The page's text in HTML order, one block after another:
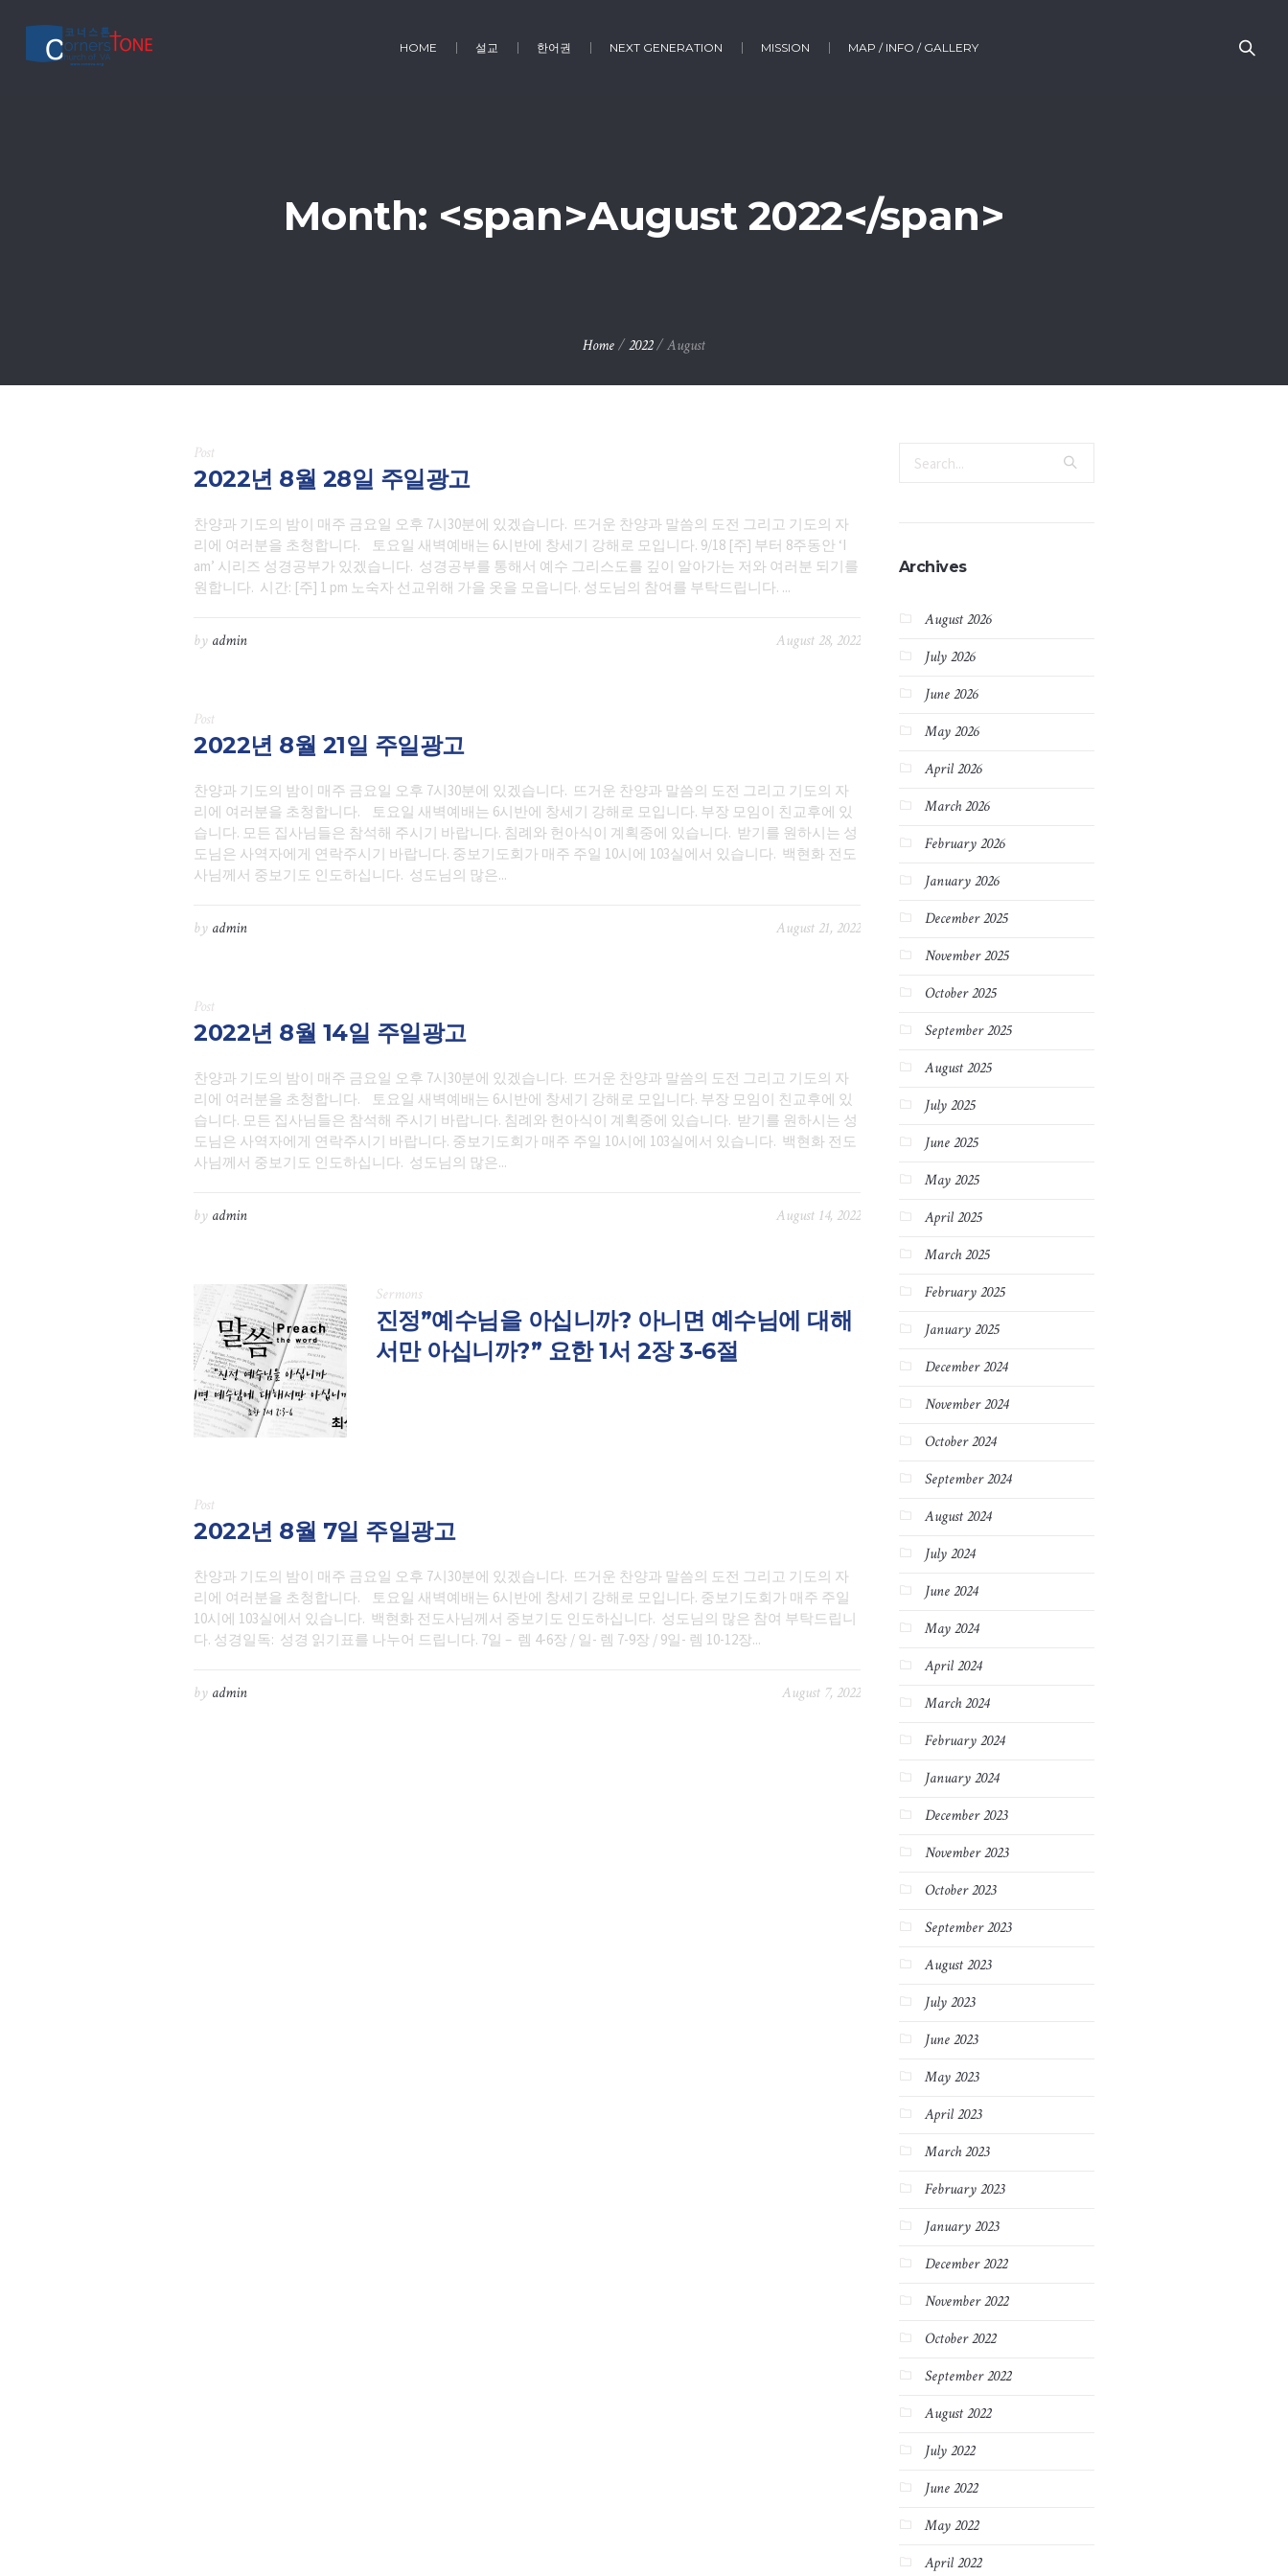
HOME 설교 한어권 NEXT GENERATION MISSION MAP / INFO / GALLERY
Month: <span>August 2022</span>
Home/2022/August
Post
2022년 8월 28일 주일광고
찬양과 기도의 밤이 매주 금요일 오후 7시30분에 있겠습니다. 뜨거운 찬양과 말씀의 도전 그리고 기도의 자
리에 여러분을 초청합니다. 토요일 새벽예배는 6시반에 창세기 강해로 모입니다. 9/18 [주] 부터 8주동안 ‘I
am’ 시리즈 성경공부가 있겠습니다. 성경공부를 통해서 예수 그리스도를 깊이 알아가는 저와 여러분 되기를
원합니다. 시간: [주] 1 pm 노숙자 선교위해 가을 옷을 모읍니다. 성도님의 참여를 부탁드립니다. ...
August 28, 2022
by admin
Post
2022년 8월 21일 주일광고
찬양과 기도의 밤이 매주 금요일 오후 7시30분에 있겠습니다. 뜨거운 찬양과 말씀의 도전 그리고 기도의 자
리에 여러분을 초청합니다. 토요일 새벽예배는 6시반에 창세기 강해로 모입니다. 부장 모임이 친교후에 있
습니다. 모든 집사님들은 참석해 주시기 바랍니다. 침례와 헌아식이 계획중에 있습니다. 받기를 원하시는 성
도님은 사역자에게 연락주시기 바랍니다. 중보기도회가 매주 주일 10시에 103실에서 있습니다. 백현화 전도
사님께서 중보기도 인도하십니다. 성도님의 많은...
August 21, 2022
by admin
Post
2022년 8월 14일 주일광고
찬양과 기도의 밤이 매주 금요일 오후 7시30분에 있겠습니다. 뜨거운 찬양과 말씀의 도전 그리고 기도의 자
리에 여러분을 초청합니다. 토요일 새벽예배는 6시반에 창세기 강해로 모입니다. 부장 모임이 친교후에 있
습니다. 모든 집사님들은 참석해 주시기 바랍니다. 침례와 헌아식이 계획중에 있습니다. 받기를 원하시는 성
도님은 사역자에게 연락주시기 바랍니다. 중보기도회가 매주 주일 10시에 103실에서 있습니다. 백현화 전도
사님께서 중보기도 인도하십니다. 성도님의 많은...
August 14, 2022
by admin
Sermons
진정”예수님을 아십니까? 아니면 예수님에 대해
서만 아십니까?” 요한 1서 2장 3-6절
Post
2022년 8월 7일 주일광고
찬양과 기도의 밤이 매주 금요일 오후 7시30분에 있겠습니다. 뜨거운 찬양과 말씀의 도전 그리고 기도의 자
리에 여러분을 초청합니다. 토요일 새벽예배는 6시반에 창세기 강해로 모입니다. 중보기도회가 매주 주일
10시에 103실에서 있습니다. 백현화 전도사님께서 중보기도 인도하십니다. 성도님의 많은 참여 부탁드립니
다. 성경일독: 성경 읽기표를 나누어 드립니다. 7일 – 렘 4-6장 / 일- 렘 7-9장 / 9일- 렘 10-12장...
August 7, 2022
by admin
Archives
August 2026
July 2026
June 2026
May 2026
April 2026
March 2026
February 2026
January 2026
December 2025
November 2025
October 2025
September 2025
August 2025
July 2025
June 2025
May 2025
April 2025
March 2025
February 2025
January 2025
December 2024
November 2024
October 2024
September 2024
August 2024
July 2024
June 2024
May 2024
April 2024
March 2024
February 2024
January 2024
December 2023
November 2023
October 2023
September 2023
August 2023
July 2023
June 2023
May 2023
April 2023
March 2023
February 2023
January 2023
December 2022
November 2022
October 2022
September 2022
August 2022
July 2022
June 2022
May 2022
April 2022